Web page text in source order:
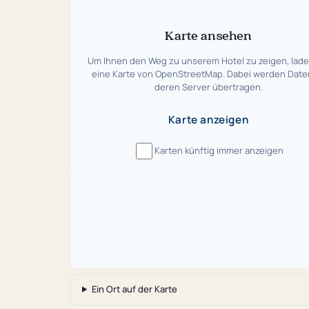
Karte ansehen
Um Ihnen den Weg zu unserem Hotel zu zeigen,
eine Karte von OpenStreetMap. Dabei werden
deren Server übertragen.
Karte anzeigen
Karten künftig immer anzeigen
Ein Ort auf der Karte